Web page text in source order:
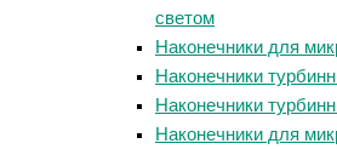
светом
Наконечники для
Наконечники
Наконечники
Наконечники для